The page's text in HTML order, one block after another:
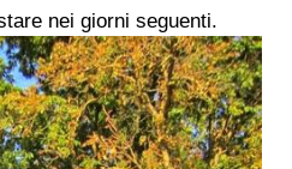
nei giorni seguenti.